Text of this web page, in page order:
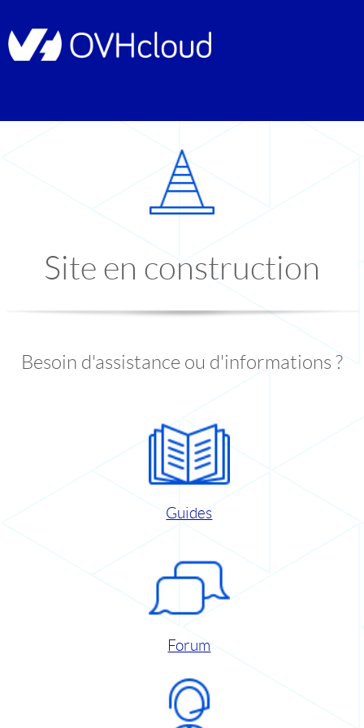
Site en construction
Besoin d'assistance ou d'informations ?
Guides
Forum